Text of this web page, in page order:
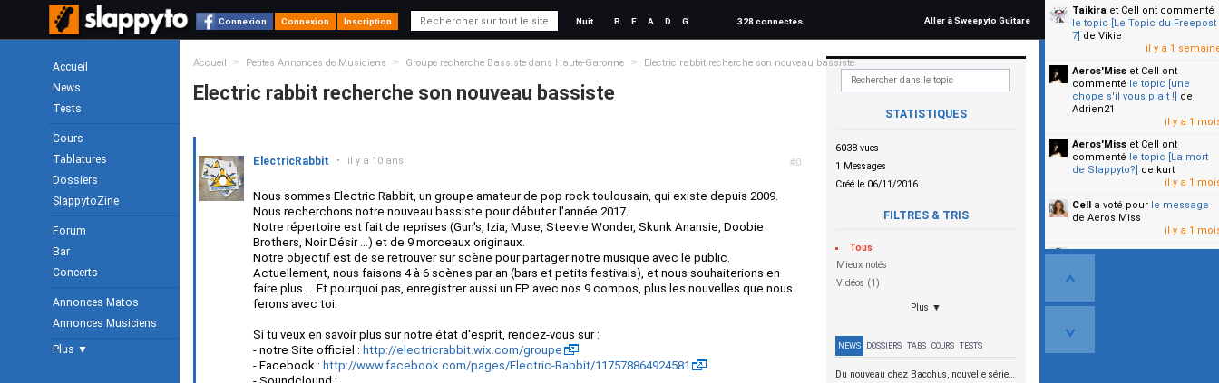
Connexion Connexion Inscription Nuit B E A D G 328 connectés Aller à Sweepyto Guitare
Accueil
News
Tests
Cours
Tablatures
Dossiers
SlappytoZine
Forum
Bar
Concerts
Annonces Matos
Annonces Musiciens
Plus ▼
Accueil > Petites Annonces de Musiciens > Groupe recherche Bassiste dans Haute-Garonne > Electric rabbit recherche son nouveau bassiste
Electric rabbit recherche son nouveau bassiste
STATISTIQUES
6038 vues
1 Messages
Créé le 06/11/2016
FILTRES & TRIS
Tous
Mieux notés
Vidéos (1)
Plus ▼
NEWS DOSSIERS TABS COURS TESTS
Du nouveau chez Bacchus, nouvelle série SCD
#0
ElectricRabbit • il y a 10 ans
Nous sommes Electric Rabbit, un groupe amateur de pop rock toulousain, qui existe depuis 2009.
Nous recherchons notre nouveau bassiste pour débuter l'année 2017.
Notre répertoire est fait de reprises (Gun's, Izia, Muse, Steevie Wonder, Skunk Anansie, Doobie
Brothers, Noir Désir ...) et de 9 morceaux originaux.
Notre objectif est de se retrouver sur scène pour partager notre musique avec le public.
Actuellement, nous faisons 4 à 6 scènes par an (bars et petits festivals), et nous souhaiterions en
faire plus ... Et pourquoi pas, enregistrer aussi un EP avec nos 9 compos, plus les nouvelles que nous
ferons avec toi.
Si tu veux en savoir plus sur notre état d'esprit, rendez-vous sur :
- notre Site officiel : http://electricrabbit.wix.com/groupe
- Facebook : http://www.facebook.com/pages/Electric-Rabbit/117578864924581
Taikira et Cell ont commenté
le topic [Le Topic du Freepost
7] de Vikie
il y a 1
Aeros'Miss et Cell ont
commenté le topic [une
chope s'il vous plait !] de
Adrien21
il y a 1
Aeros'Miss et Cell ont
commenté le topic [La mort
de Slappyto?] de kurt
il y a 1
Cell a voté pour le message
de Aeros'Miss
il y a 1
Cella voté pourle message